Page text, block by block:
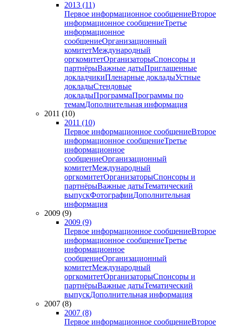
2013 (11)
Первое информационное сообщениеВторое
информационное сообщениеТретье
информационное
сообщениеОрганизационный
комитетМеждународный
оргкомитетОрганизаторыСпонсоры и
партнёрыВажные датыПриглашенные
докладчикиПленарные докладыУстные
докладыСтендовые
докладыПрограммаПрограммы по
темамДополнительная информация
2011 (10)
2011 (10)
Первое информационное сообщениеВторое
информационное сообщениеТретье
информационное
сообщениеОрганизационный
комитетМеждународный
оргкомитетОрганизаторыСпонсоры и
партнёрыВажные датыТематический
выпускФотографииДополнительная
информация
2009 (9)
2009 (9)
Первое информационное сообщениеВторое
информационное сообщениеТретье
информационное
сообщениеОрганизационный
комитетМеждународный
оргкомитетОрганизаторыСпонсоры и
партнёрыВажные датыТематический
выпускДополнительная информация
2007 (8)
2007 (8)
Первое информационное сообщениеВторое